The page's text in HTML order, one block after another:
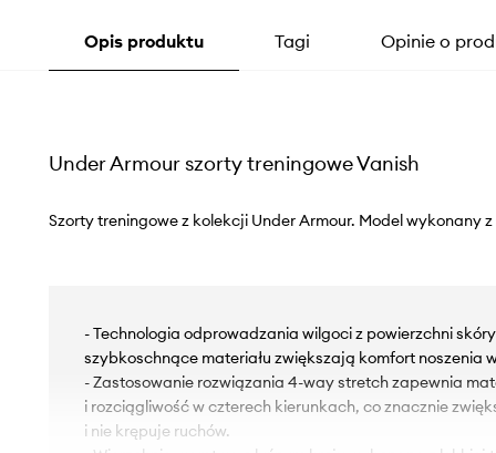
Opis produktu Tagi Opinie o
Under Armour szorty treningowe Vanish
Szorty treningowe z kolekcji Under Armour. Model wykonany
- Technologia odprowadzania wilgoci z powierzchni
szybkoschnące materiału zwiększają komfort noszenia
- Zastosowanie rozwiązania 4-way stretch zapewnia
i rozciągliwość w czterech kierunkach, co znacznie
i nie krępuje ruchów.